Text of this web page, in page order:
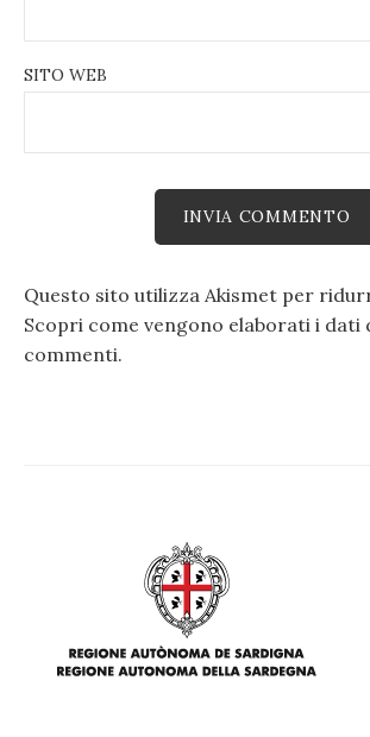
SITO WEB
Questo sito utilizza Akismet per
Scopri come vengono elaborati i dati
commenti.